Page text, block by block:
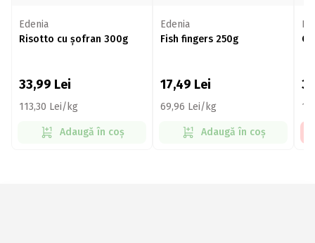
Edenia
Risotto cu șofran 300g
33,99 Lei
113,30 Lei/kg
Adaugă în coș
Edenia
Fish fingers 250g
17,49 Lei
69,96 Lei/kg
Adaugă în coș